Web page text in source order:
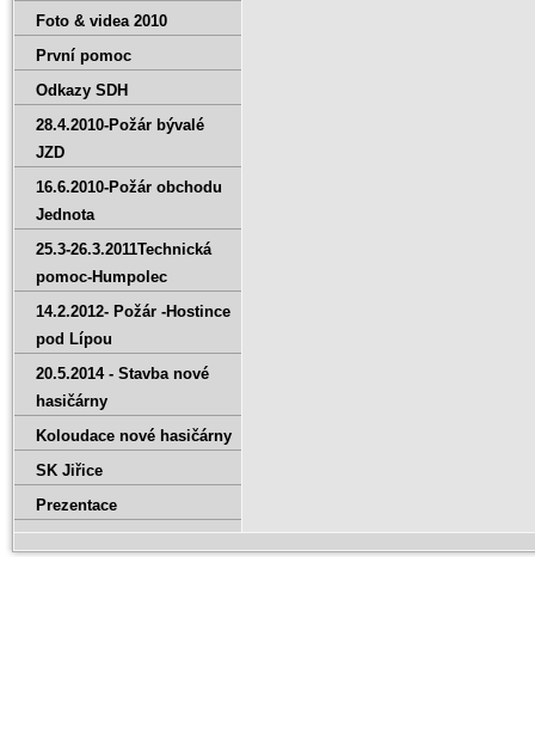
Foto & videa 2010
První pomoc
Odkazy SDH
28.4.2010-Požár bývalé
JZD
16.6.2010-Požár obchodu
Jednota
25.3-26.3.2011Technická
pomoc-Humpolec
14.2.2012- Požár -Hostince
pod Lípou
20.5.2014 - Stavba nové
hasičárny
Koloudace nové hasičárny
SK Jiřice
Prezentace